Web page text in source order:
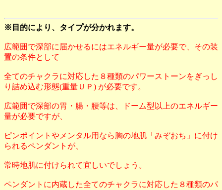
※目的により、タイプが分かれます。
広範囲で深部に届かせるにはエネルギー量が必要で、その装
置の条件として
全てのチャクラに対応した８種類のパワーストーンをぎっし
り詰め込む形態(重量ＵＰ) が必要です。
広範囲で深部の胃・腸・腰等は、ドーム型以上のエネルギー
量が必要ですが、
ピンポイントやメンタル用なら胸の地肌「みぞおち」に付け
られるペンダントが、
常時地肌に付けられて宜しいでしょう。
ペンダントに内蔵した全てのチャクラに対応した８種類のパ